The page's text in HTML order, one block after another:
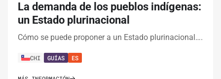
La demanda de los pueblos indígenas:
un Estado plurinacional
Cómo se puede proponer a un Estado plurinacional….
CHI GUÍAS ES